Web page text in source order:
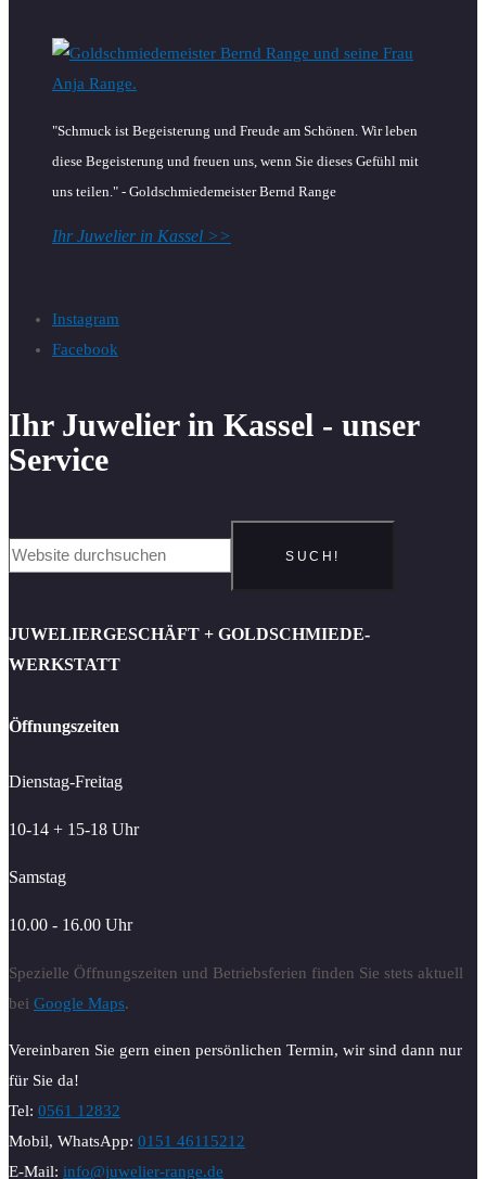
"Schmuck ist Begeisterung und Freude am Schönen. Wir leben
diese Begeisterung und freuen uns, wenn Sie dieses Gefühl mit
uns teilen." - Goldschmiedemeister Bernd Range
Ihr Juwelier in Kassel >>
Instagram
Facebook
Ihr Juwelier in Kassel - unser
Service
SUCH!
JUWELIERGESCHÄFT + GOLDSCHMIEDE-
WERKSTATT
Öffnungszeiten
Dienstag-Freitag
10-14 + 15-18 Uhr
Samstag
10.00 - 16.00 Uhr
Spezielle Öffnungszeiten und Betriebsferien finden Sie stets aktuell
bei Google Maps.
Vereinbaren Sie gern einen persönlichen Termin, wir sind dann nur
für Sie da!
Tel: 0561 12832
Mobil, WhatsApp: 0151 46115212
E-Mail: info@juwelier-range.de